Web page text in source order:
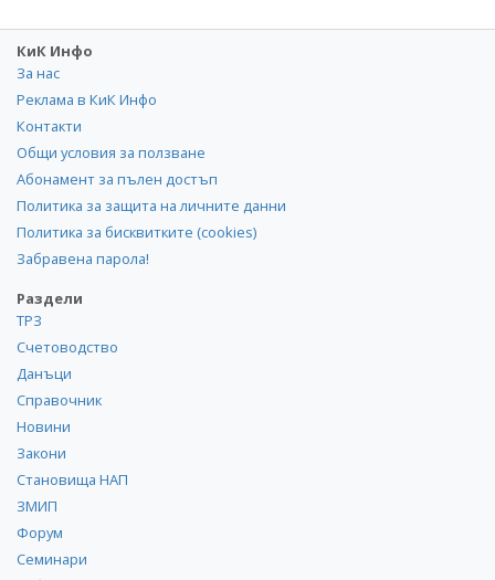
КиК Инфо
За нас
Реклама в КиК Инфо
Контакти
Общи условия за ползване
Абонамент за пълен достъп
Политика за защита на личните данни
Политика за бисквитките (cookies)
Забравена парола!
Раздели
ТРЗ
Счетоводство
Данъци
Справочник
Новини
Закони
Становища НАП
ЗМИП
Форум
Семинари